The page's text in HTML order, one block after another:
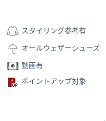
スタイリング参考有
オールウェザーシューズ
動画有
ポイントアップ対象